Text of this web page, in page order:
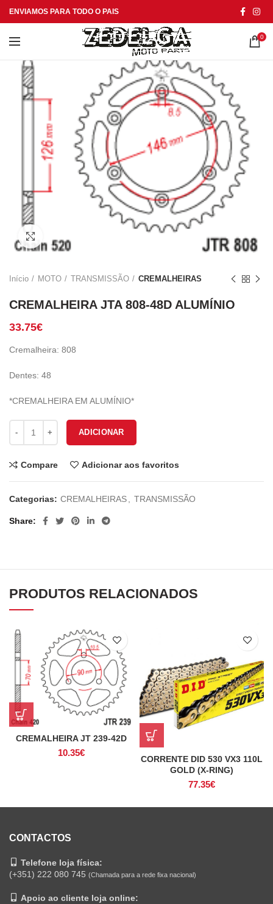
ENVIAMOS PARA TODO O PAIS
0
Início MOTO TRANSMISSÃO CREMALHEIRAS
CREMALHEIRA JTA 808-48D ALUMÍNIO
33.75€
Cremalheira: 808
Dentes: 48
*CREMALHEIRA EM ALUMÍNIO*
ADICIONAR
Compare Adicionar aos favoritos
Categorias: CREMALHEIRAS TRANSMISSÃO
Share
PRODUTOS RELACIONADOS
CREMALHEIRA JT 239-42D
10.35€
CORRENTE DID 530 VX3 110L
GOLD (X-RING)
77.35€
CONTACTOS
Telefone loja física:
(+351) 222 080 745 (Chamada para a rede fixa nacional)
Apoio ao cliente loja online: